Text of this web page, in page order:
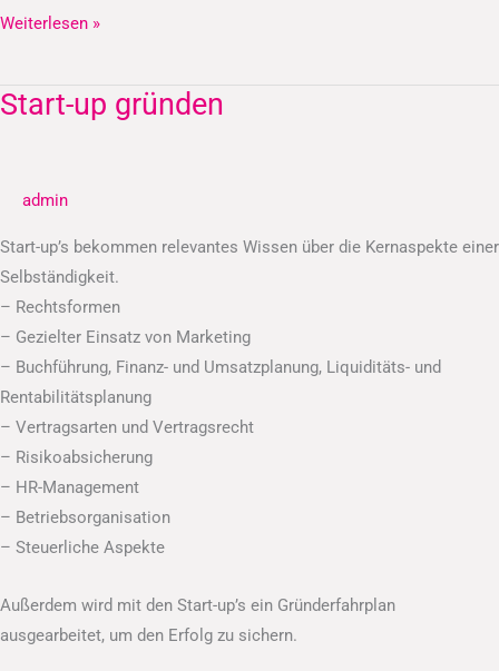
Weiterlesen »
Start-up gründen
admin
Start-up’s bekommen relevantes Wissen über die Kernaspekte einer
Selbständigkeit.
– Rechtsformen
– Gezielter Einsatz von Marketing
– Buchführung, Finanz- und Umsatzplanung, Liquiditäts- und
Rentabilitätsplanung
– Vertragsarten und Vertragsrecht
– Risikoabsicherung
– HR-Management
– Betriebsorganisation
– Steuerliche Aspekte
Außerdem wird mit den Start-up’s ein Gründerfahrplan
ausgearbeitet, um den Erfolg zu sichern.
Start-